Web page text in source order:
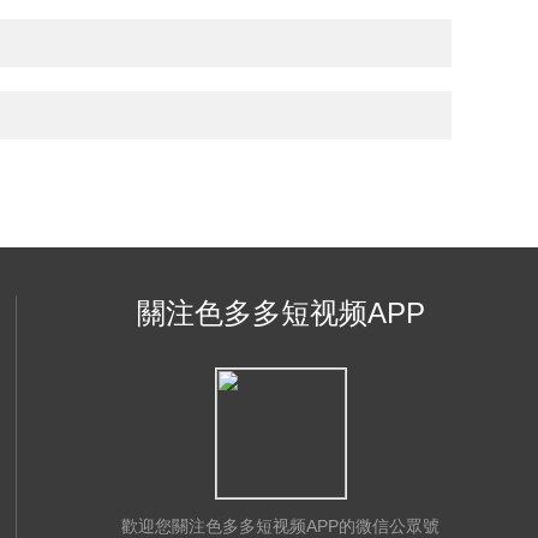
關注色多多短视频APP
歡迎您關注色多多短视频APP的微信公眾號